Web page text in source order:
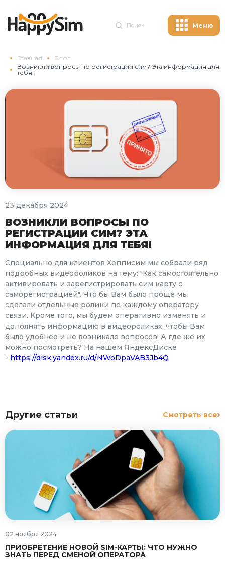
Меню
Поиск
Главная
Блог
Возникли вопросы по регистрации сим? Эта информация для
тебя!
23 декабря 2024
ВОЗНИКЛИ ВОПРОСЫ ПО
РЕГИСТРАЦИИ СИМ? ЭТА
ИНФОРМАЦИЯ ДЛЯ ТЕБЯ!
Специально для клиентов Хепписим мы собрали ряд
подробных видеороликов на тему: "Как самостоятельно
активировать и зарегистрировать сим карту с
саморегистрацией". Что бы Вам было проще мы
сделали отдельные ролики по каждому оператору
связи. Кроме того, мы будем оперативно изменять и
дополнять информацию в видеороликах, чтобы Вам
было удобнее и не возникало вопросов! А где же их
можно посмотреть? На нашем ЯндексДиске
- https://disk.yandex.ru/d/NWoDpaVAB3Jb4Q
Другие статьи Смотреть все
02 ноября 2024
ПРИОБРЕТЕНИЕ НОВОЙ SIM-КАРТЫ: ЧТО НУЖНО
ЗНАТЬ ПЕРЕД СМЕНОЙ ОПЕРАТОРА